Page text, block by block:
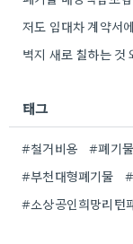
태그
#철거비용 #폐기
#부천대형폐기물
#소상공인희망리턴